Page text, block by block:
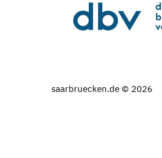
saarbruecken.de © 2026